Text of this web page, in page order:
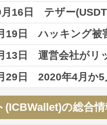
完全にオワコン案件だと思い
。私は嫌ですね。
つハッキングされるか分か
て思います。リスクがありす
日ログイン画面がリニュー
16日 テザー
ウォレットに預けていた
19日 ハッキング被
ットが ハッキング被害に
実際はハッキング被害
13日 運営会社がリ
にて、ICBウォレットの 運
ップル側からの発表など
29日 2020年4月か5
レットの月利が、2020年4
が出回りました。
(ICBWallet)の総合情